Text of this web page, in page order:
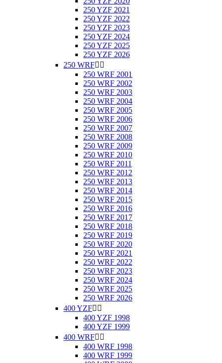
250 YZF 2021
250 YZF 2022
250 YZF 2023
250 YZF 2024
250 YZF 2025
250 YZF 2026
250 WRF 
250 WRF 2001
250 WRF 2002
250 WRF 2003
250 WRF 2004
250 WRF 2005
250 WRF 2006
250 WRF 2007
250 WRF 2008
250 WRF 2009
250 WRF 2010
250 WRF 2011
250 WRF 2012
250 WRF 2013
250 WRF 2014
250 WRF 2015
250 WRF 2016
250 WRF 2017
250 WRF 2018
250 WRF 2019
250 WRF 2020
250 WRF 2021
250 WRF 2022
250 WRF 2023
250 WRF 2024
250 WRF 2025
250 WRF 2026
400 YZF 
400 YZF 1998
400 YZF 1999
400 WRF 
400 WRF 1998
400 WRF 1999